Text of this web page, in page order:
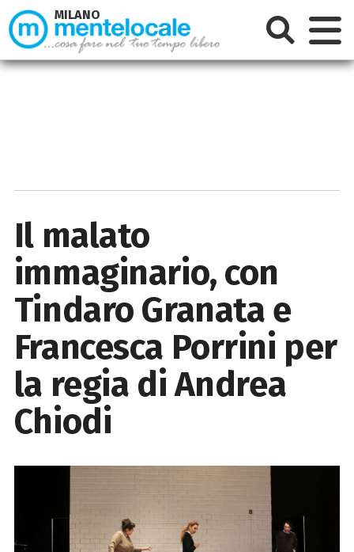
Il malato
immaginario, con
Tindaro Granata e
Francesca Porrini per
la regia di Andrea
Chiodi
MILANO